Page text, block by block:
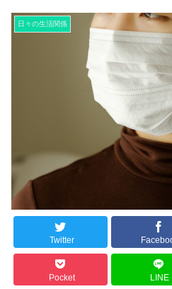
日々の生活関係
Twitter
Pocket LINE